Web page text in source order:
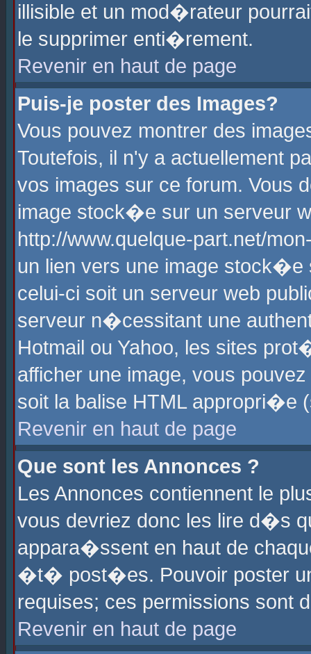
illisible et un mod�rateur
le supprimer enti�rement.
Revenir en haut de page
Puis-je poster des Images?
Vous pouvez montrer des
Toutefois, il n'y a actuellement
vos images sur ce forum. Vous
image stock�e sur un serveur
http://www.quelque-part.net/
un lien vers une image
celui-ci soit un serveur web
serveur n�cessitant une
Hotmail ou Yahoo, les sites
afficher une image, vous
soit la balise HTML
Revenir en haut de page
Que sont les Annonces ?
Les Annonces contiennent le
vous devriez donc les lire d�s
appara�ssent en haut de
�t� post�es. Pouvoir poster
requises; ces permissions sont
Revenir en haut de page